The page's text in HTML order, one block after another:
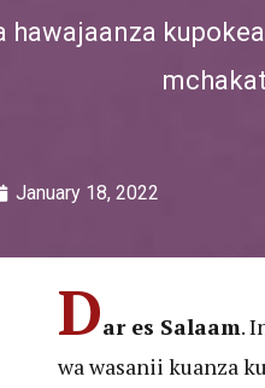
hawajaanza
January 18, 2022
Dar es Salaam.
wa wasanii kuanza